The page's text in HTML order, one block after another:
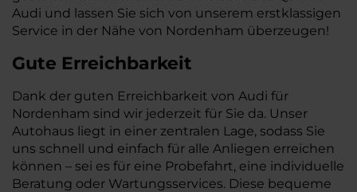
Audi und lassen Sie sich von unserem erstklassigen
Service in der Nähe von Nordenham überzeugen!
Gute Erreichbarkeit
Dank der guten Erreichbarkeit von Audi für
Nordenham sind wir jederzeit für Sie da. Unser
Autohaus liegt in einer zentralen Lage, sodass Sie
uns schnell und einfach für alle Anliegen erreichen
können – sei es für eine Probefahrt, eine individuelle
Beratung oder Wartungsservices. Diese bequeme